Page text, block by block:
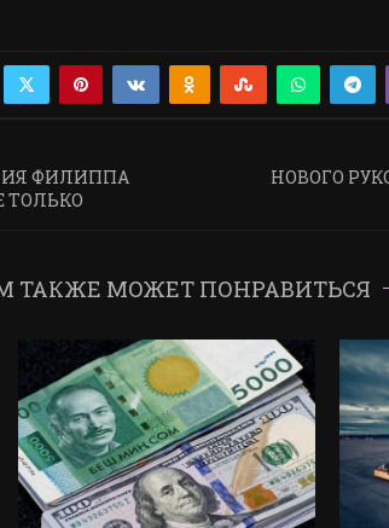
ФИЛИППА
ТОЛЬКО
НОВОГО
ТАКЖЕ МОЖЕТ ПОНРАВИТЬСЯ